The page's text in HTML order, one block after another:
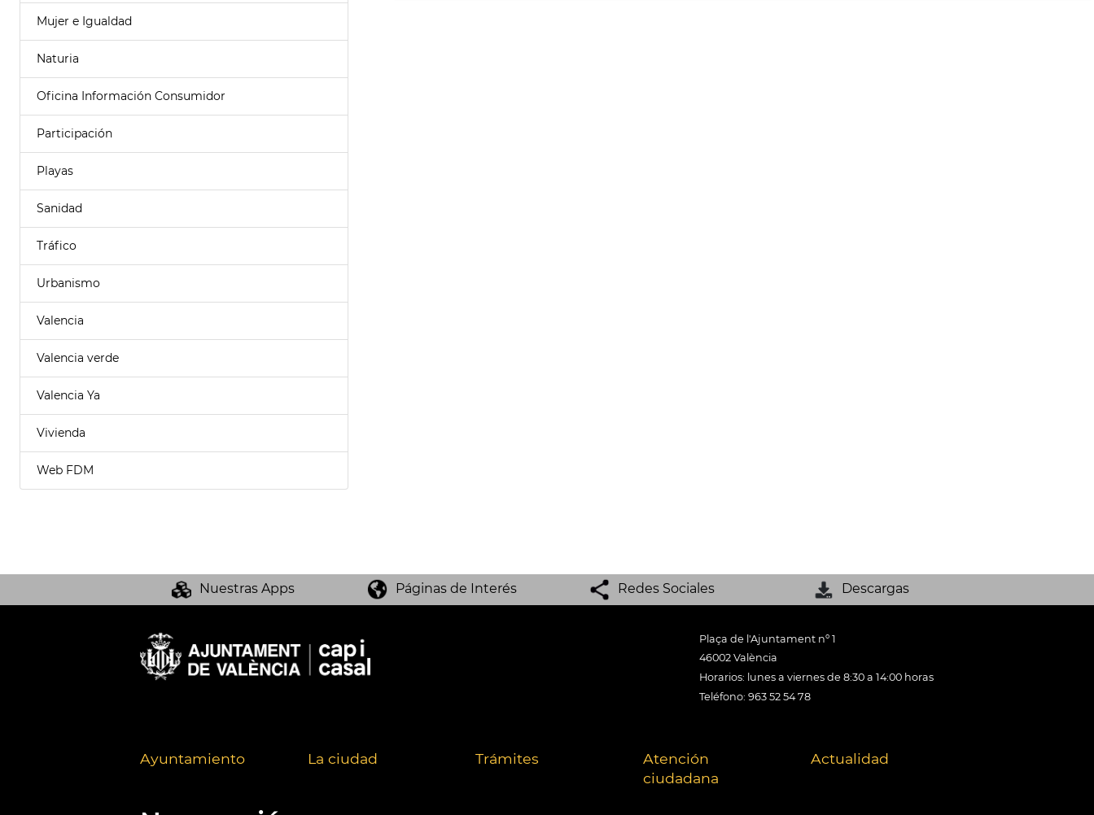
Mujer e Igualdad
Naturia
Oficina Información Consumidor
Participación
Playas
Sanidad
Tráfico
Urbanismo
Valencia
Valencia verde
Valencia Ya
Vivienda
Web FDM
Nuestras Apps Páginas de Interés Redes Sociales Descargas
Plaça de l'Ajuntament nº 1
46002 València
Horarios: lunes a viernes de 8:30 a 14:00 horas
Teléfono: 963 52 54 78
Ayuntamiento La ciudad Trámites
Atención
ciudadana
Actualidad